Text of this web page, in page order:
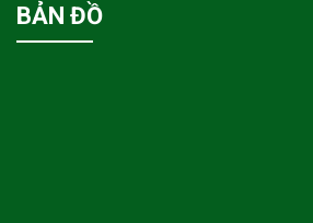
BẢN ĐỒ